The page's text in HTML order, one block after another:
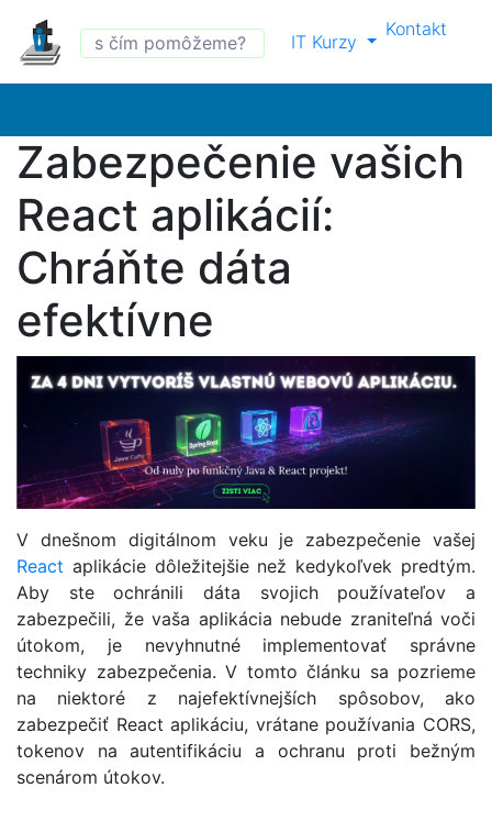
IT Kurzy
Kontakt
Zabezpečenie vašich
React aplikácií:
Chráňte dáta
efektívne
V dnešnom digitálnom veku je zabezpečenie vašej
React aplikácie dôležitejšie než kedykoľvek predtým.
Aby ste ochránili dáta svojich používateľov a
zabezpečili, že vaša aplikácia nebude zraniteľná voči
útokom, je nevyhnutné implementovať správne
techniky zabezpečenia. V tomto článku sa pozrieme
na niektoré z najefektívnejších spôsobov, ako
zabezpečiť React aplikáciu, vrátane používania CORS,
tokenov na autentifikáciu a ochranu proti bežným
scenárom útokov.